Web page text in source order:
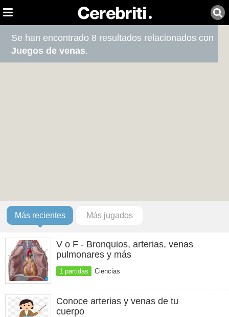
Se han encontrado 8 resultados relacionados con
Juegos de venas.
Más recientes Más jugados
V o F - Bronquios, arterias, venas
pulmonares y más
1 partidas Ciencias
Conoce arterias y venas de tu
cuerpo